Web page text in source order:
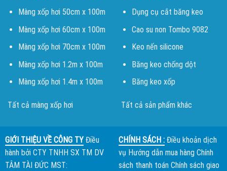
Màng xốp hơi 50cm x 100m
Màng xốp hơi 60cm x 100m
Màng xốp hơi 70cm x 100m
Màng xốp hơi 1.2m x 100m
Màng xốp hơi 1.4m x 100m
Tất cả màng xốp hơi
Dụng cụ cắt băng keo
Cao su non Tombo 9082
Keo nến silicone
Băng keo chống dột
Băng keo xốp
Tất cả sản phẩm khác
GIỚI THIỆU VỀ CÔNG TYĐiều
hành bởi CTY TNHH SX TM DV
TÂM TÀI ĐỨC MST:
CHÍNH SÁCH : Điều khoản dịch
vụ Hướng dẫn mua hàng Chính
sách thanh toán Chính sách giao